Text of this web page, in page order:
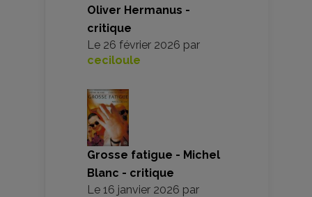
Oliver Hermanus -
critique
Le 26 février 2026 par
ceciloule
Grosse fatigue - Michel
Blanc - critique
Le 16 janvier 2026 par